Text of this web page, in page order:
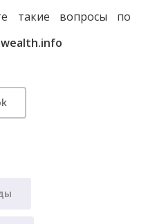
такие вопросы по